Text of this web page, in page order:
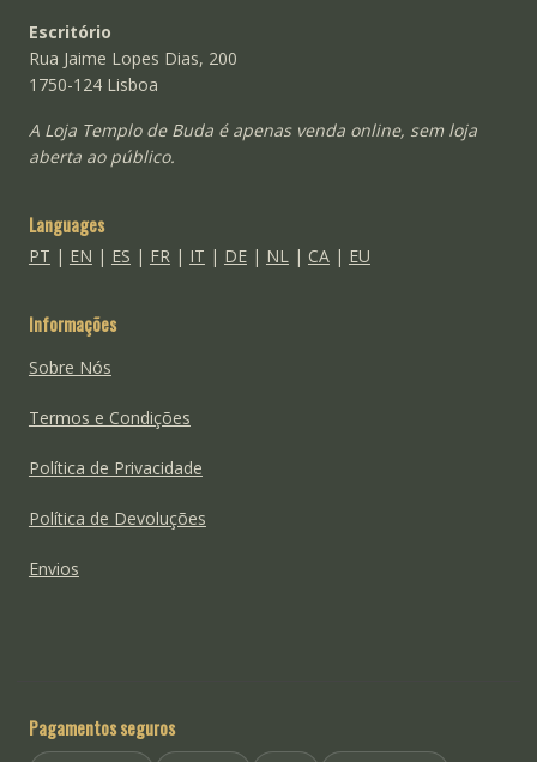
Escritório
Rua Jaime Lopes Dias, 200
1750-124 Lisboa
A Loja Templo de Buda é apenas venda online, sem loja
aberta ao público.
Languages
PT | EN | ES | FR| IT | DE| NL| CA| EU
Informações
Sobre Nós
Termos e Condições
Política de Privacidade
Política de Devoluções
Envios
Pagamentos seguros